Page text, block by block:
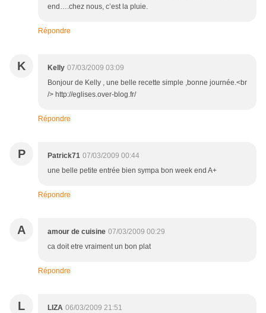
end….chez nous, c’est la pluie.
Répondre
K Kelly 07/03/2009 03:09
Bonjour de Kelly , une belle recette simple ,bonne journée.<br
/> http://eglises.over-blog.fr/
Répondre
P Patrick71 07/03/2009 00:44
une belle petite entrée bien sympa bon week end A+
Répondre
A amour de cuisine 07/03/2009 00:29
ca doit etre vraiment un bon plat
Répondre
L LIZA 06/03/2009 21:51